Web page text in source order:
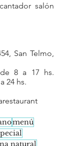
salón
San Telmo,
8 a 17 hs.
24 hs.
menú